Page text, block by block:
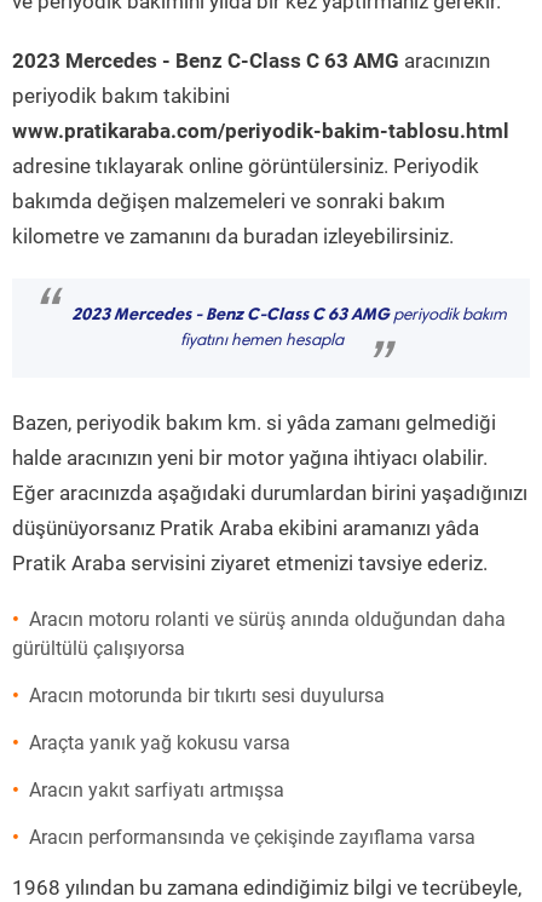
2023 Mercedes - Benz C-Class C 63 AMG aracınızın
periyodik bakım takibini
www.pratikaraba.com/periyodik-bakim-tablosu.html
adresine tıklayarak online görüntülersiniz. Periyodik
bakımda değişen malzemeleri ve sonraki bakım
kilometre ve zamanını da buradan izleyebilirsiniz.
“ 2023 Mercedes - Benz C-Class C 63 AMGperiyodik bakım
fiyatını hemen hesapla
”
Bazen, periyodik bakım km. si yâda zamanı gelmediği
halde aracınızın yeni bir motor yağına ihtiyacı olabilir.
Eğer aracınızda aşağıdaki durumlardan birini yaşadığınızı
düşünüyorsanız Pratik Araba ekibini aramanızı yâda
Pratik Araba servisini ziyaret etmenizi tavsiye ederiz.
Aracın motoru rolanti ve sürüş anında olduğundan daha
gürültülü çalışıyorsa
Aracın motorunda bir tıkırtı sesi duyulursa
Araçta yanık yağ kokusu varsa
Aracın yakıt sarfiyatı artmışsa
Aracın performansında ve çekişinde zayıflama varsa
1968 yılından bu zamana edindiğimiz bilgi ve tecrübeyle,